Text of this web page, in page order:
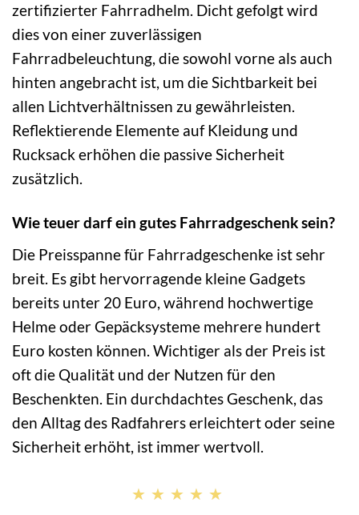
zertifizierter Fahrradhelm. Dicht gefolgt wird
dies von einer zuverlässigen
Fahrradbeleuchtung, die sowohl vorne als auch
hinten angebracht ist, um die Sichtbarkeit bei
allen Lichtverhältnissen zu gewährleisten.
Reflektierende Elemente auf Kleidung und
Rucksack erhöhen die passive Sicherheit
zusätzlich.
Wie teuer darf ein gutes Fahrradgeschenk sein?
Die Preisspanne für Fahrradgeschenke ist sehr
breit. Es gibt hervorragende kleine Gadgets
bereits unter 20 Euro, während hochwertige
Helme oder Gepäcksysteme mehrere hundert
Euro kosten können. Wichtiger als der Preis ist
oft die Qualität und der Nutzen für den
Beschenkten. Ein durchdachtes Geschenk, das
den Alltag des Radfahrers erleichtert oder seine
Sicherheit erhöht, ist immer wertvoll.
★★★★★
★★★★★